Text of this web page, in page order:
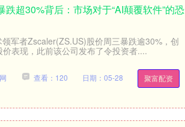
超30%背后：市场对于“AI颠覆软件”的恐
军者Zscaler(ZS.US)股价周三暴跌逾30%，创
表现，此前该公司发布了令投资者....
聚富配资
查看：120 日期：05-28